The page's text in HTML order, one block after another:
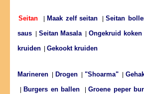
Seitan Maak zelf seitan |Seitan
saus
Seitan Masala|Ongekruid koken
kruiden
Gekookt kruiden
Marineren Drogen "Shoarma"
Burgers en ballen |Groene peper